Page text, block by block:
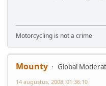
Motorcycling is not a crime
Mounty
Global
14 augustus, 2008, 01:36:10